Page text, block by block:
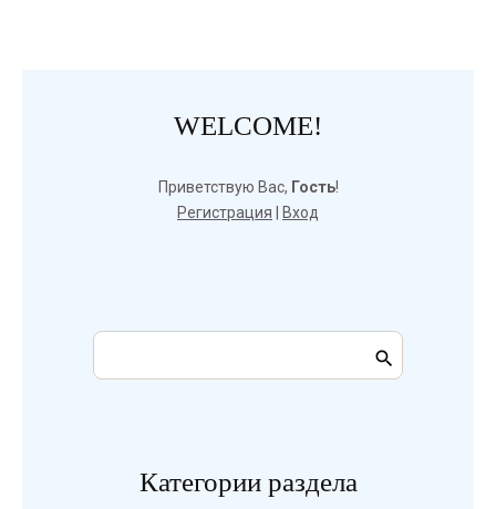
WELCOME!
Приветствую Вас, Гость!
Регистрация
Вход
Категории раздела